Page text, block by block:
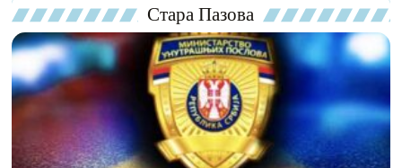
Стара Пазова